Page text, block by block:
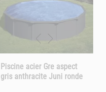
Piscine acier Gre aspect
gris anthracite Juni ronde